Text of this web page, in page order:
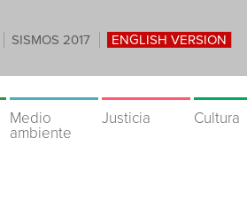
SISMOS 2017 ENGLISH VERSION
Medio
ambiente
Justicia Cultura